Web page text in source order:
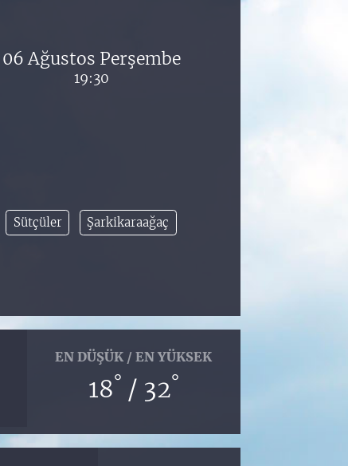
06 Ağustos Perşembe
19:30
Sütçüler Şarkikaraağaç
EN DÜŞÜK / EN YÜKSEK
18° / 32°